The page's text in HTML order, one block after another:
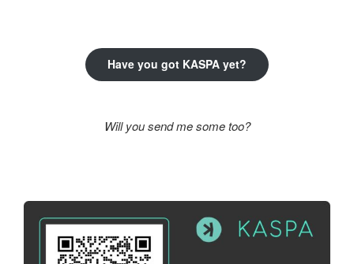
Have you got KASPA yet?
Will you send me some too?